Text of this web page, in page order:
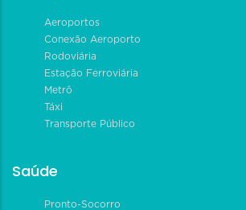
Aeroportos
Conexão Aeroporto
Rodoviária
Estação Ferroviária
Metrô
Táxi
Transporte Público
Saúde
Pronto-Socorro